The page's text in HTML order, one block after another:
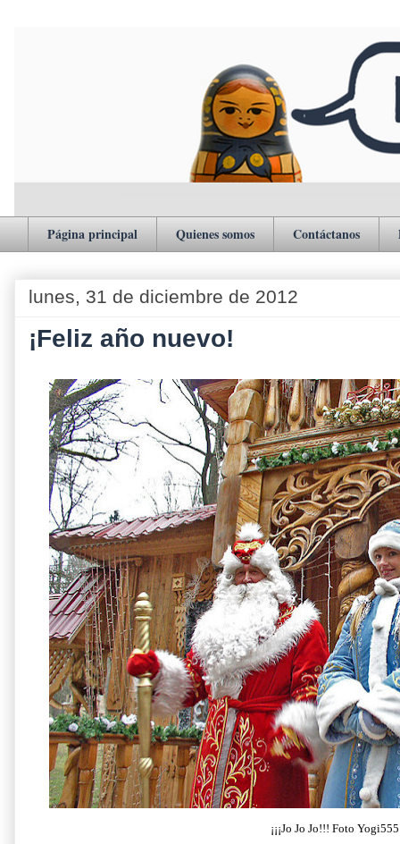
Página principal Quienes somos Contáctanos
lunes, 31 de diciembre de 2012
¡Feliz año nuevo!
¡¡¡Jo Jo Jo!!! Foto Yogi555